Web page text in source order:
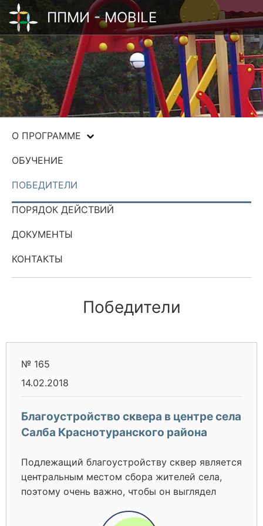
ППМИ - MOBILE
О ПРОГРАММЕ
ОБУЧЕНИЕ
ПОБЕДИТЕЛИ
ПОРЯДОК ДЕЙСТВИЙ
ДОКУМЕНТЫ
КОНТАКТЫ
Победители
№ 165
14.02.2018
Благоустройство сквера в центре села
Салба Краснотуранского района
Подлежащий благоустройству сквер является
центральным местом сбора жителей села,
поэтому очень важно, чтобы он выглядел
состояние сквера в упадке. Ограждение